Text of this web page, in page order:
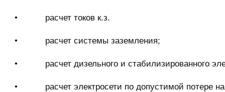
• расчет токов к.з.
• расчет системы заземления;
• расчет дизельного и стабилизированного
• расчет электросети по допустимой потере